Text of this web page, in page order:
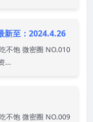
新至：2024.4.26
不饱 微密圈 NO.010
...
不饱 微密圈 NO.009